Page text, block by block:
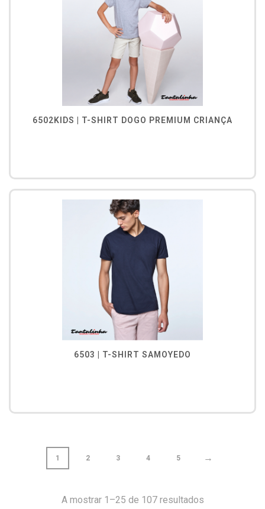
6502KIDS | T-SHIRT DOGO PREMIUM CRIANÇA
6503 | T-SHIRT SAMOYEDO
1 2 3 4 5 →
A mostrar 1–25 de 107 resultados